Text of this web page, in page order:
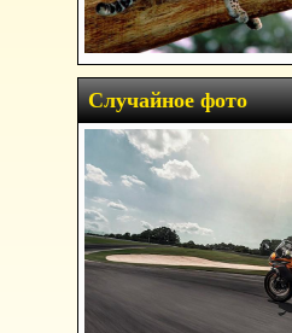
Случайное фото